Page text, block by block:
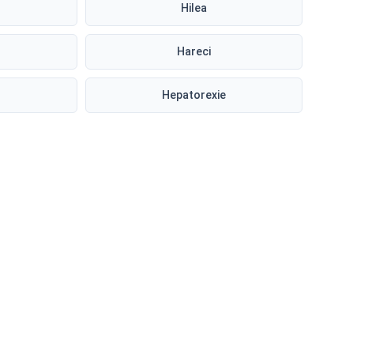
Hilea
Hareci
Hepatorexie